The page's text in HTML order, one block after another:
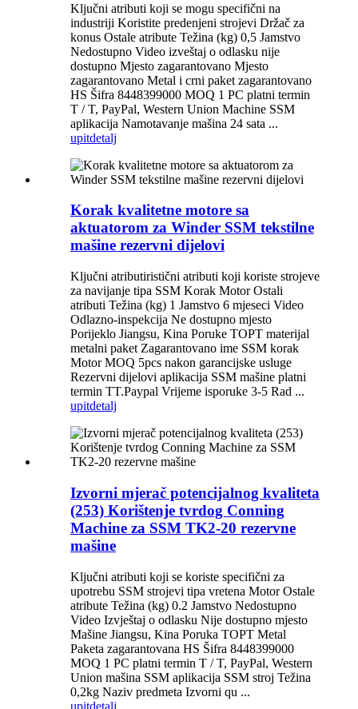
Ključni atributi koji se mogu specifični na
industriji Koristite predenjeni strojevi Držač za
konus Ostale atribute Težina (kg) 0,5 Jamstvo
Nedostupno Video izveštaj o odlasku nije
dostupno Mjesto zagarantovano Mjesto
zagarantovano Metal i crni paket zagarantovano
HS Šifra 8448399000 MOQ 1 PC platni termin
T / T, PayPal, Western Union Machine SSM
aplikacija Namotavanje mašina 24 sata ...
upitdetalj
Korak kvalitetne motore sa
aktuatorom za Winder SSM tekstilne
mašine rezervni dijelovi
Ključni atributiristični atributi koji koriste strojeve
za navijanje tipa SSM Korak Motor Ostali
atributi Težina (kg) 1 Jamstvo 6 mjeseci Video
Odlazno-inspekcija Ne dostupno mjesto
Porijeklo Jiangsu, Kina Poruke TOPT materijal
metalni paket Zagarantovano ime SSM korak
Motor MOQ 5pcs nakon garancijske usluge
Rezervni dijelovi aplikacija SSM mašine platni
termin TT.Paypal Vrijeme isporuke 3-5 Rad ...
upitdetalj
Izvorni mjerač potencijalnog kvaliteta
(253) Korištenje tvrdog Conning
Machine za SSM TK2-20 rezervne
mašine
Ključni atributi koji se koriste specifični za
upotrebu SSM strojevi tipa vretena Motor Ostale
atribute Težina (kg) 0.2 Jamstvo Nedostupno
Video Izvještaj o odlasku Nije dostupno mjesto
Mašine Jiangsu, Kina Poruka TOPT Metal
Paketa zagarantovana HS Šifra 8448399000
MOQ 1 PC platni termin T / T, PayPal, Western
Union mašina SSM aplikacija SSM stroj Težina
0,2kg Naziv predmeta Izvorni qu ...
upitdetalj